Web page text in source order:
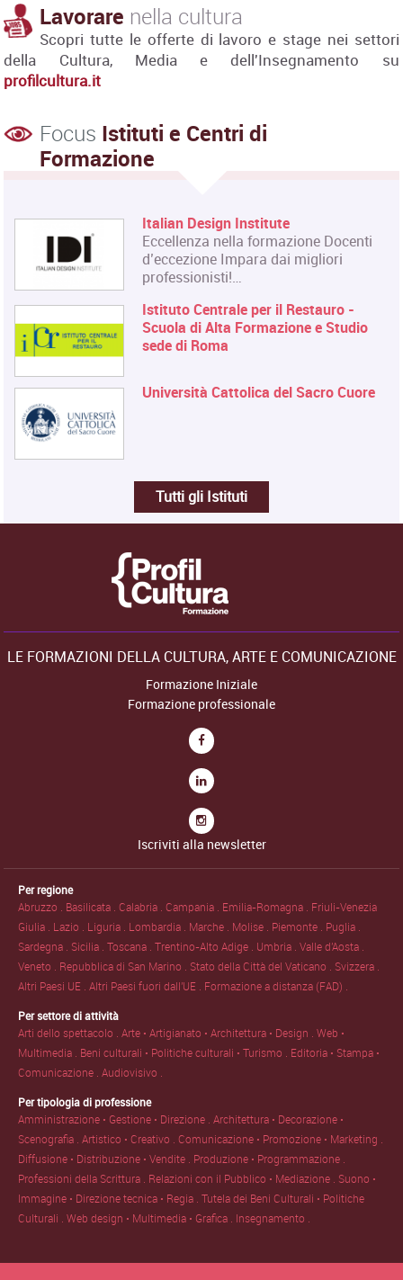
Lavorare nella cultura
Scopri tutte le offerte di lavoro e stage nei settori
della Cultura, Media e dell'Insegnamento su
profilcultura.it
Focus Istituti e Centri di
Formazione
Italian Design Institute
Eccellenza nella formazione Docenti
d’eccezione Impara dai migliori
professionisti!…
Istituto Centrale per il Restauro -
Scuola di Alta Formazione e Studio
sede di Roma
Università Cattolica del Sacro Cuore
Tutti gli Istituti
LE FORMAZIONI DELLA CULTURA, ARTE E COMUNICAZIONE
Formazione Iniziale
Formazione professionale
Iscriviti alla newsletter
Per regione
Abruzzo . Basilicata .Calabria .Campania . Emilia-Romagna . Friuli-Venezia
Giulia . Lazio . Liguria . Lombardia . Marche . Molise . Piemonte . Puglia .
Sardegna . Sicilia .Toscana .Trentino-Alto Adige . Umbria .Valle d'Aosta .
Veneto . Repubblica di San Marino . Stato della Città del Vaticano . Svizzera .
Altri Paesi UE .Altri Paesi fuori dall'UE . Formazione a distanza (FAD) .
Per settore di attività
Arti dello spettacolo .Arte • Artigianato • Architettura • Design .Web •
Multimedia . Beni culturali • Politiche culturali • Turismo . Editoria • Stampa •
Comunicazione .Audiovisivo .
Per tipologia di professione
Amministrazione • Gestione • Direzione .Architettura • Decorazione •
Scenografia .Artistico • Creativo .Comunicazione • Promozione • Marketing .
Diffusione • Distribuzione • Vendite . Produzione • Programmazione .
Professioni della Scrittura . Relazioni con il Pubblico • Mediazione . Suono •
Immagine • Direzione tecnica • Regia .Tutela dei Beni Culturali • Politiche
Culturali .Web design • Multimedia • Grafica . Insegnamento .